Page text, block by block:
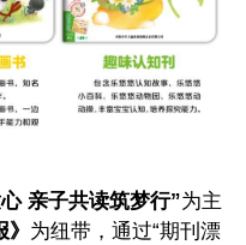
亲子共读筑梦行”为主
为纽带，通过“期刊漂